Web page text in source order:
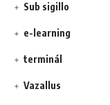
Sub sigillo
e-learning
terminál
Vazallus